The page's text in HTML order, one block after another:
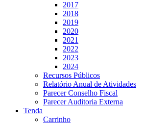
2017
2018
2019
2020
2021
2022
2023
2024
Recursos Públicos
Relatório Anual de Atividades
Parecer Conselho Fiscal
Parecer Auditoria Externa
Tenda
Carrinho